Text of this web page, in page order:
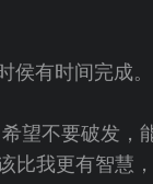
有时间完成。
望不要破发，
比我更有智慧